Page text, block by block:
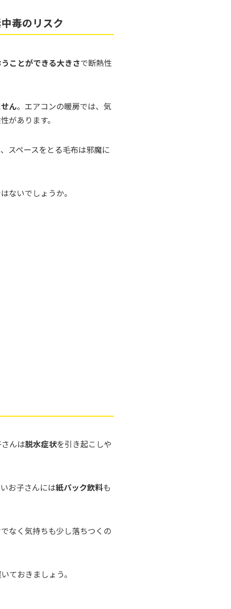
毒のリスク
ことができる大きさで断熱性
ん。エアコンの暖房では、気
があります。
スペースをとる毛布は邪魔に
ないでしょうか。
んは脱水症状を引き起こしや
お子さんには紙パック飲料も
なく気持ちも少し落ちつくの
ておきましょう。